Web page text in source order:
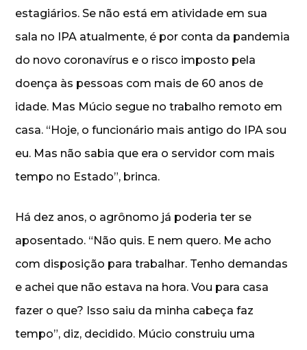
estagiários. Se não está em atividade em sua
sala no IPA atualmente, é por conta da pandemia
do novo coronavírus e o risco imposto pela
doença às pessoas com mais de 60 anos de
idade. Mas Múcio segue no trabalho remoto em
casa. “Hoje, o funcionário mais antigo do IPA sou
eu. Mas não sabia que era o servidor com mais
tempo no Estado”, brinca.
Há dez anos, o agrônomo já poderia ter se
aposentado. “Não quis. E nem quero. Me acho
com disposição para trabalhar. Tenho demandas
e achei que não estava na hora. Vou para casa
fazer o que? Isso saiu da minha cabeça faz
tempo”, diz, decidido. Múcio construiu uma